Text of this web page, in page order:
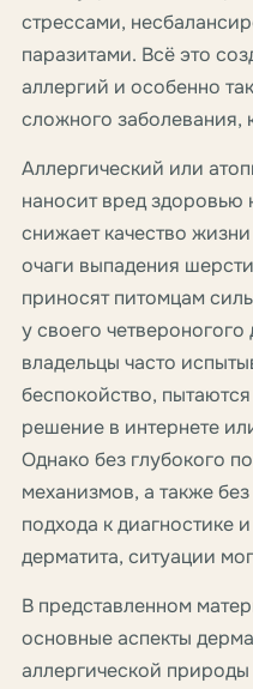
стрессами,
паразитами. Всё это
аллергий и особенно
сложного заболевания,
Аллергический или
наносит вред
снижает качество
очаги выпадения
приносят питомцам
у своего
владельцы часто
беспокойство,
решение в интернете
Однако без глубокого
механизмов, а также
подхода к диагностике
дерматита, ситуации
В представленном
основные аспекты
аллергической